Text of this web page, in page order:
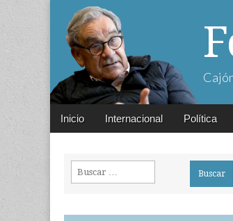
Main
Skip
Inicio Internacional Política
Buscar: